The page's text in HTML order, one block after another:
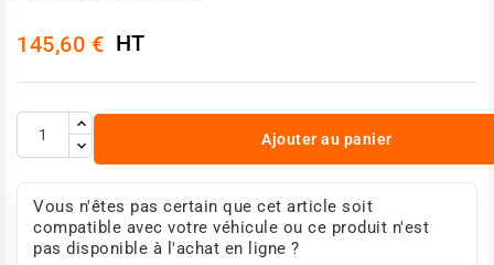
145,60 € HT
Ajouter au panier
Vous n'êtes pas certain que cet article soit
compatible avec votre véhicule ou ce produit n'est
pas disponible à l'achat en ligne ?